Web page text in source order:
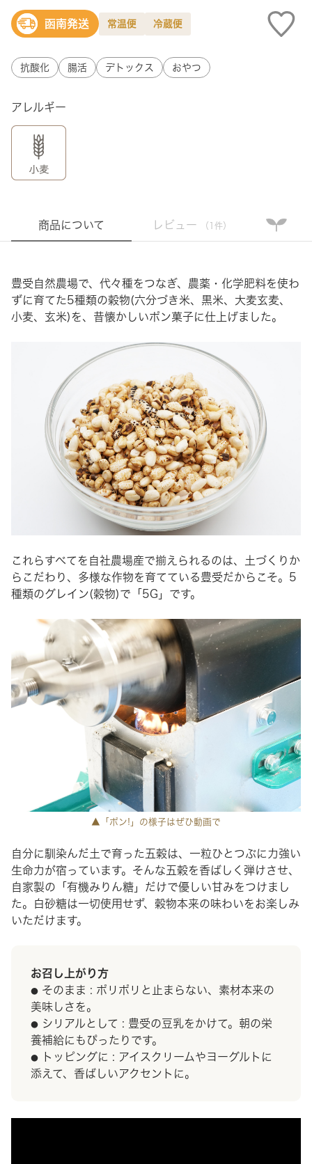
函南発送 常温便 冷蔵便
抗酸化 腸活 デトックス おやつ
アレルギー
商品について レビュー （1件）
豊受自然農場で、代々種をつなぎ、農薬・化学肥料を使わ
ずに育てた5種類の穀物(六分づき米、黒米、大麦玄麦、
小麦、玄米)を、昔懐かしいポン菓子に仕上げました。
これらすべてを自社農場産で揃えられるのは、土づくりか
らこだわり、多様な作物を育てている豊受だからこそ。5
種類のグレイン(穀物)で「5G」です。
▲「ポン!」の様子はぜひ動画で
自分に馴染んだ土で育った五穀は、一粒ひとつぶに力強い
生命力が宿っています。そんな五穀を香ばしく弾けさせ、
自家製の「有機みりん糖」だけで優しい甘みをつけまし
た。白砂糖は一切使用せず、穀物本来の味わいをお楽しみ
いただけます。
お召し上がり方
● そのまま : ポリポリと止まらない、素材本来の
美味しさを。
●
シリアルとして : 豊受の豆乳をかけて。朝の栄
養補給にもぴったりです。
●
トッピングに : アイスクリームやヨーグルトに
添えて、香ばしいアクセントに。